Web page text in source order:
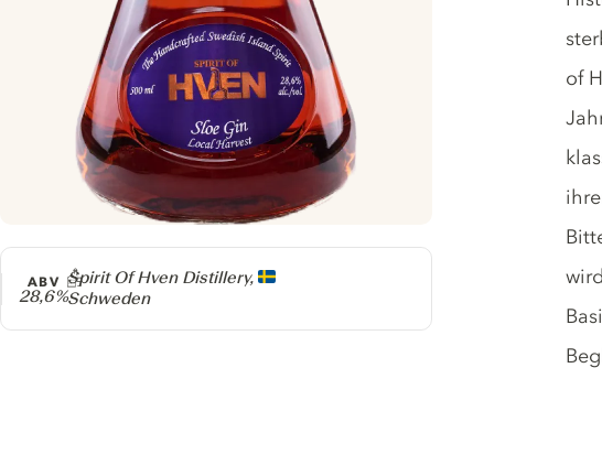
Producer
Spirit Of Hven Distillery,
Schweden
ABV
28,6%
of